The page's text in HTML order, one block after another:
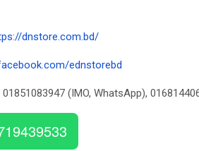
dnstore.com.bd/
ednstorebd
01851083947 (IMO, WhatsApp),